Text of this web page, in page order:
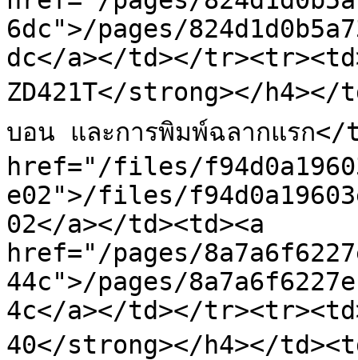
6dc">/pages/
dc</a></td></
ZD421T</strong></h4></
บอน และการพิมพ์ฉลากแรก</
href="/files/
e02">/files/
02</a></td><td><a
href="/pages/
44c">/pages/
4c</a></td></
40</strong></h4></